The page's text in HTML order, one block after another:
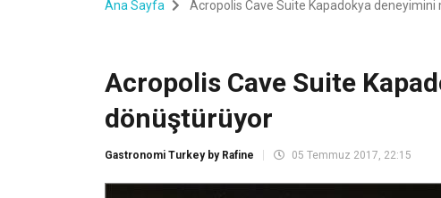
Ana Sayfa Acropolis Cave Suite Kapadokya
Acropolis Cave Suite
dönüştürüyor
Gastronomi Turkey by Rafine 05 Temmuz 2017, 22:15